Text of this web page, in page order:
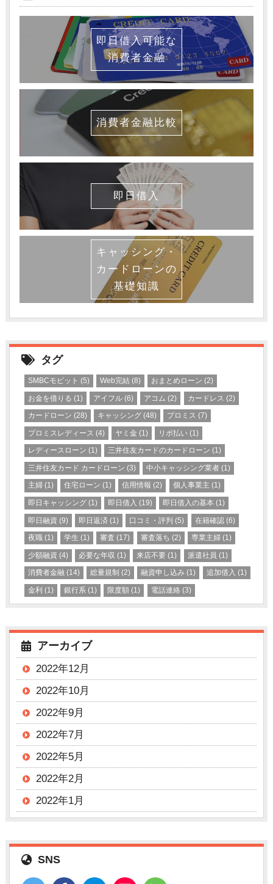
即日借入可能な
消費者金融
消費者金融比較
即日借入
キャッシング・
カードローンの
基礎知識
タグ
SMBCモビット (5) Web完結 (8) おまとめローン (2)
お金を借りる (1) アイフル (6) アコム (2) カードレス (2)
カードローン (28) キャッシング (48) プロミス (7)
プロミスレディース (4) ヤミ金 (1) リボ払い (1)
レディースローン (1) 三井住友カードのカードローン (1)
三井住友カード カードローン (3) 中小キャッシング業者 (1)
主婦 (1) 住宅ローン (1) 信用情報 (2) 個人事業主 (1)
即日キャッシング (1) 即日借入 (19) 即日借入の基本 (1)
即日融資 (9) 即日返済 (1) 口コミ・評判 (5) 在籍確認(6)
夜職 (1) 学生 (1) 審査 (17) 審査落ち (2) 専業主婦(1)
少額融資 (4) 必要な年収 (1) 来店不要 (1) 派遣社員 (1)
消費者金融 (14) 総量規制 (2) 融資申し込み (1) 追加借入 (1)
金利 (1) 銀行系 (1) 限度額 (1) 電話連絡(3)
アーカイブ
2022年12月
2022年10月
2022年9月
2022年7月
2022年5月
2022年2月
2022年1月
SNS